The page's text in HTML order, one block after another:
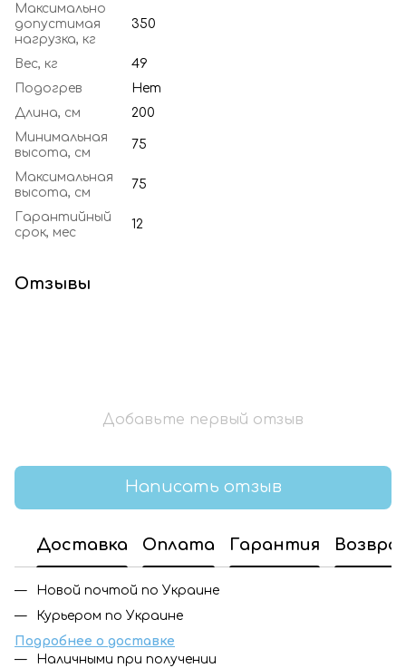
Максимально
допустимая
нагрузка, кг
350
Вес, кг
49
Подогрев
Нет
Длина, см
200
Минимальная
высота, см
75
Максимальная
высота, см
75
Гарантийный
срок, мес
12
Отзывы
Добавьте первый отзыв
Написать отзыв
Доставка Оплата Гарантия
Новой почтой по Украине
Курьером по Украине
Подробнее о доставке
Наличными при получении